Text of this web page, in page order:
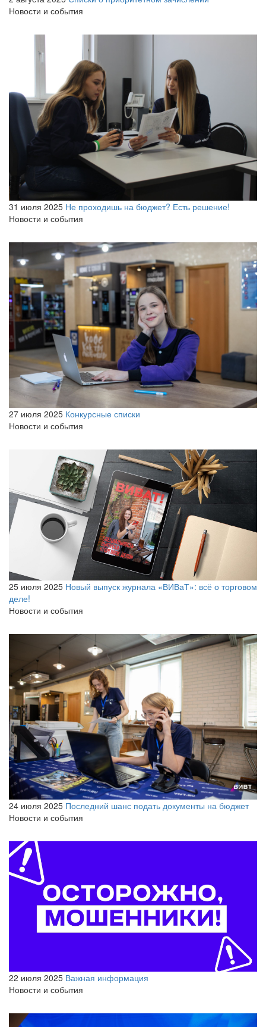
Новости и события
31 июля 2025 Не проходишь на бюджет? Есть решение!
Новости и события
27 июля 2025 Конкурсные списки
Новости и события
25 июля 2025 Новый выпуск журнала «ВИВаТ»: всё о торговом
деле!
Новости и события
24 июля 2025 Последний шанс подать документы на бюджет
Новости и события
22 июля 2025 Важная информация
Новости и события